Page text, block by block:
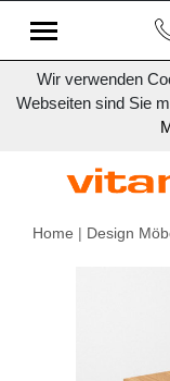
Wir verwenden
Webseiten sind Sie
Home | Design